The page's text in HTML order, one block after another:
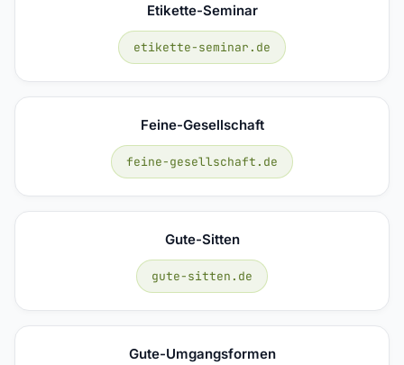
Etikette-Seminar
etikette-seminar.de
Feine-Gesellschaft
feine-gesellschaft.de
Gute-Sitten
gute-sitten.de
Gute-Umgangsformen